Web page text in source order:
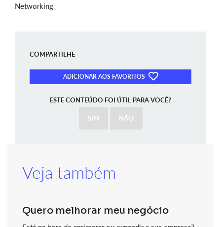
Networking
COMPARTILHE
ADICIONAR AOS FAVORITOS
ESTE CONTEÚDO FOI ÚTIL PARA VOCÊ?
SIM NÃO
Veja também
Quero melhorar meu negócio